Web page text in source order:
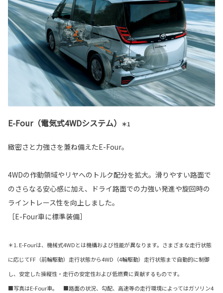
E-Four（電気式4WDシステム） ＊1
緻密さと力強さを兼ね備えたE-Four。
4WDの作動領域やリヤへのトルク配分を拡大。滑りやすい路面で
のさらなる安心感に加え、ドライ路面での力強い発進や旋回時の
ライントレース性を向上しました。
［E-Four車に標準装備］
＊1. E-Fourは、機械式4WDとは機構および性能が異なります。さまざまな走行状態
に応じてFF（前輪駆動）走行状態から4WD（4輪駆動）走行状態まで自動的に制御
し、安定した操縦性・走行の安定性および低燃費に貢献するものです。
■写真はE-Four車。 ■路面の状況、勾配、高速等の走行環境によってはガソリン4